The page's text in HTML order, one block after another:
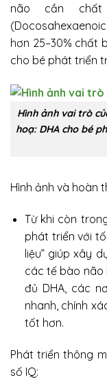
não cần
hơn 25–30% chất
cho bé phát triển
Hình ảnh vai trò
hoạ: DHA cho bé
Hình ảnh và hoàn
Từ khi còn
phát triển với
liệu” giúp xây
các tế bào não
đủ DHA, các
nhanh, chính
tốt hơn.
Phát triển thông
số IQ: